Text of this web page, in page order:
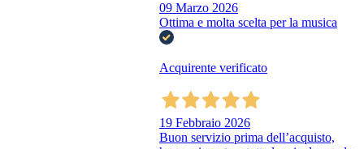
09 Marzo 2026
Ottima e molta scelta per la musica
Acquirente verificato
19 Febbraio 2026
Buon servizio prima dell’acquisto,